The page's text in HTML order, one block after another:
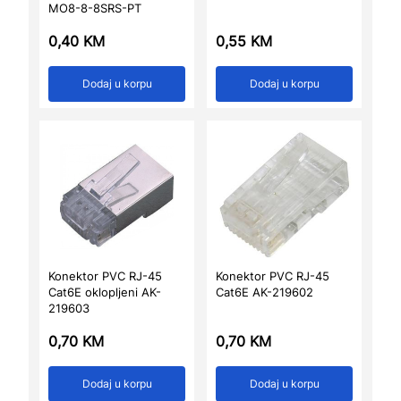
MO8-8-8SRS-PT
0,40 KM
Dodaj u korpu
0,55 KM
Dodaj u korpu
Konektor PVC RJ-45
Cat6E oklopljeni AK-
219603
0,70 KM
Dodaj u korpu
Konektor PVC RJ-45
Cat6E AK-219602
0,70 KM
Dodaj u korpu